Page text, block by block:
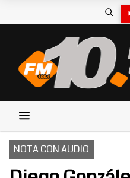
NOTA CON AUDIO